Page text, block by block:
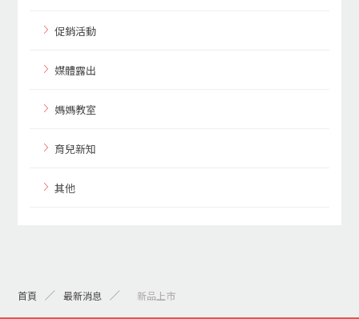
促銷活動
媒體露出
媽媽教室
育兒新知
其他
首頁 最新消息 > 新品上市